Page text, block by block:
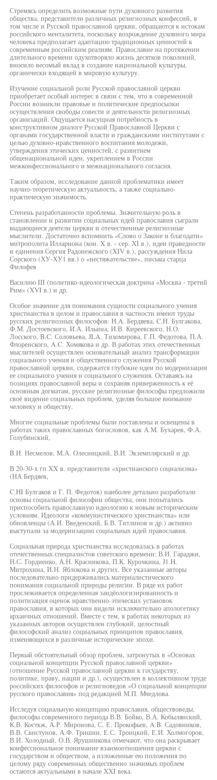
Стремясь определить возможные пути духовного развития
общества, представители различных религиозных конфессий, в
том числе и Русской православной церкви, обращаются к истокам
российского менталитета, поскольку возрождение духовного мира
человека предполагает адаптацию традиционных ценностей к
современным российским реалиям. Православие на протяжении
длительного времени одухотворяло жизнь десятков поколений,
вносило весомый вклад в создание национальной культуры,
органически входящей в мировую культуру.
Изучение социальной роли Русской православной церкви
приобретает особый интерес в связи с тем, что в современной
России возникли правовые и политические предпосылки
осуществления свободы совести и деятельности религиозных
организаций. Ощущается насущная потребность в
конструктивном диалоге Русской Православной Церкви с
органами государственной власти и гражданскими институтами с
целью духовно-нравственного воспитания молодежи,
утверждения этических ценностей, с развитием
общенациональной идеи, укреплением в России
межконфессионального и межнационального согласия.
Таким образом, исследование данной проблематики имеет
научно-теоретическую актуальность, а также социально-
практическую значимость.
Степень разработанности проблемы. Значительную роль в
становлении и развитии социальных идей православия сыграли
выдающиеся деятели церкви и отечественные религиозные
мыслители. Достаточно вспомнить «Слово о Законе и благодати»
митрополита Иллариона (кон. X в. - сер. XI в.), идеи праведности
и единения Сергия Радонежского (XIV в.), рассуждения Нила
Сорского (ХУ-ХУ1 вв.) о «нестяжательстве», письма старца
Филофея
Василию III (политико-идеологическая доктрина «Москва - третий
Рим» (XVI в.) и др.
Особое значение для понимания сущности социального учения
христианства в целом и православия в частности имеют труды
русских религиозных философов: H.A. Бердяева, C.H. Булгакова,
Ф.М. Достоевского, И.А. Ильина, И.В. Киреевского, Н.О.
Лосского, B.C. Соловьева, JLA. Тихомирова, Г.П. Федотова, П.А.
Флоренского, A.C. Хомякова и др. В работах этих отечественных
мыслителей осуществлен основательный анализ трансформации
социального учения и общественного служения Русской
православной церкви, содержатся глубокие идеи по модернизации
ее социального учения и социального служения. Оставаясь на
позициях православной веры и сохраняя приверженность к её
основным догматам, русские религиозные философы предложили
своё видение социальных проблем, уделяя большое внимание
человеку и обществу.
Многие социальные проблемы были поставлены и освещены в
работах таких православных богословов, как A.M. Бухарев, Ф.А.
Голубинский,
B.И. Несмелов, М.А. Олесницкий, В.И. Экземплярский и др.
В 20-30-х гп XX в. представители «христианского социализма»
(НА Бердяев,
C.HI Булгаков и Г. П. Федотов) наиболее детально разработали
основы социальной философии общества, они попытались
приспособить православную идеологию к новым историческим
условиям. Идеологи «коммунистического христианства» или
обновленцы (А.И. Введенский, Б.В. Титлинов и др.) активно
выступали за модернизацию социальных идей православия.
Социальная природа христианства исследовалась в работах
отечественных специалистов советского времени: В.И. Гараджи,
Н.С. Гордиенко, А.Н. Красникова, П.К. Курочкина, J1.H.
Митрохина, И.Н. Яблокова и других. Все указанные авторы
последовательно придерживались материалистического
понимания социальной природы религии. В ряде их работ
прослеживается определенная заидёологизированность и
политизация оценок нравственно-этических установок
православия, в которых они видели исключительно апологетику
архаичных отношений. Вместе с тем, в работах некоторых из
указанных авторов осуществлен глубокий, целостный
философский анализ социальных принципов православия,
изменяющихся в различные исторические эпохи.
Первый обстоятельный обзор проблем, затронутых в «Основах
социальной концепции Русской православной церкви»
(отношение Русской православной церкви к государству,
политике, праву, нации и др.), осуществлен в коллективном труде
российских философов и религиоведов «О социальной концепции
русского православия» под редакцией М.П. Мчедлова.
Исследуя социальную концепцию православия, обществоведы,
философы современного периода В.В. Бойко, В.А. Кобылянский,
К.В. Косткж, А.Р. Миронова, С. Е. Прокофьев, A.B. Садовников,
В.В. Свистунов, А.Ф. Тришин, Е.С. Троицкий, Е.И. Холмогоров,
В.И. Холодный, О.В. Ярушникова отмечают, что она раскрывает
конфессиональное понимание взаимоотношения церкви с
государством и обществом, а изложенные ею положения по
целому ряду современных общественно значимых проблем
остаются актуальными в начале XXI века.